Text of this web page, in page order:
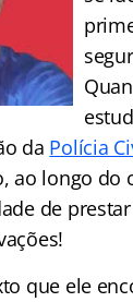
da Polícia
ao longo do
de
que ele